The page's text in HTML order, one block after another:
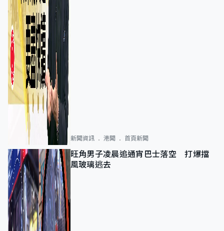
新聞資訊 港聞 首頁新聞
旺角男子凌晨追通宵巴士落空 打爆擋
風玻璃逃去